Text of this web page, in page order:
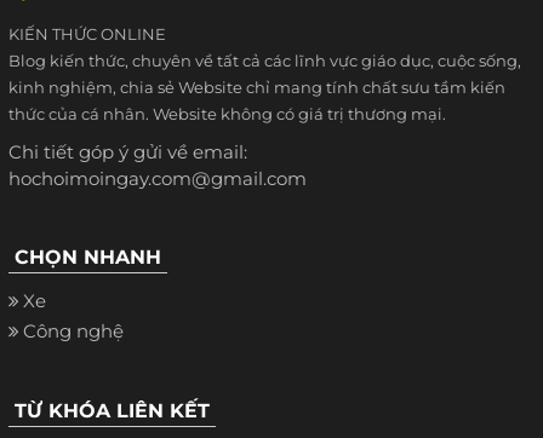
KIẾN THỨC ONLINE
Blog kiến thức, chuyên về tất cả các lĩnh vực giáo dục, cuộc sống,
kinh nghiệm, chia sẻ Website chỉ mang tính chất sưu tầm kiến
thức của cá nhân. Website không có giá trị thương mại.
Chi tiết góp ý gửi về email:
hochoimoingay.com@gmail.com
CHỌN NHANH
Xe
Công nghệ
TỪ KHÓA LIÊN KẾT